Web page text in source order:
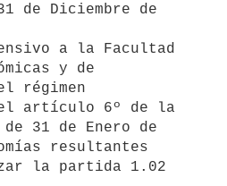
de Diciembre de
y de
régimen
artículo 6º de la
31 de Enero de
resultantes
la partida 1.02